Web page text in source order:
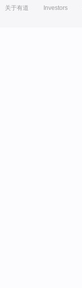
关于有道 Investors